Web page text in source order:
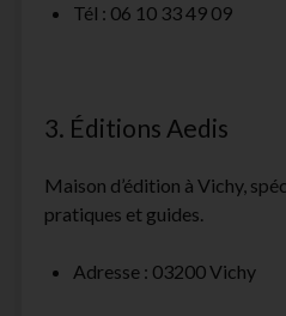
Tél : 06 10 33 49 09
3. Éditions Aedis
Maison d’édition à Vichy,
pratiques et guides.
Adresse : 03200 Vichy